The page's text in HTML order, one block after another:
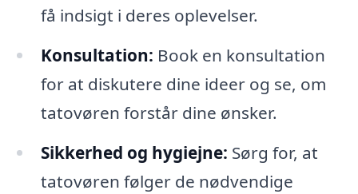
få indsigt i deres oplevelser.
Konsultation: Book en konsultation
for at diskutere dine ideer og se, om
tatovøren forstår dine ønsker.
Sikkerhed og hygiejne: Sørg for, at
tatovøren følger de nødvendige